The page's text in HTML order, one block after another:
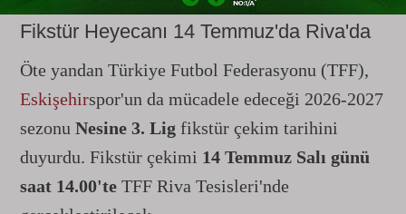
Fikstür Heyecanı 14 Temmuz'da Riva'da
Öte yandan Türkiye Futbol Federasyonu (TFF),
Eskişehirspor'un da mücadele edeceği 2026-2027
sezonu Nesine 3. Lig fikstür çekim tarihini
duyurdu. Fikstür çekimi 14 Temmuz Salı günü
saat 14.00'te TFF Riva Tesisleri'nde